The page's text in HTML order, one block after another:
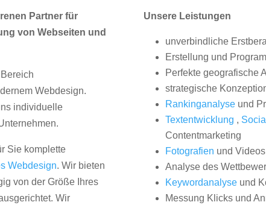
Partner für
von Webseiten und
Webdesign.
individuelle
Sie komplette
Webdesign. Wir bieten
von der Größe Ihres
Wir
Unsere Leistungen
unverbindliche
Erstellung und
Perfekte geografische
strategische
Rankinganalyseund
Textentwicklung ,
Contentmarketing
Fotografien und
Analyse des
Keywordanalyseund
Messung Klicks und